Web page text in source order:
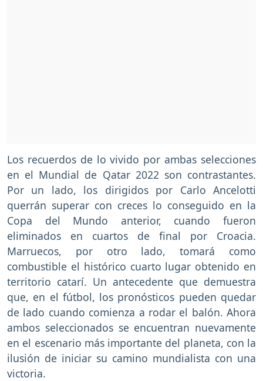
Los recuerdos de lo vivido por ambas selecciones
en el Mundial de Qatar 2022 son contrastantes.
Por un lado, los dirigidos por Carlo Ancelotti
querrán superar con creces lo conseguido en la
Copa del Mundo anterior, cuando fueron
eliminados en cuartos de final por Croacia.
Marruecos, por otro lado, tomará como
combustible el histórico cuarto lugar obtenido en
territorio catarí. Un antecedente que demuestra
que, en el fútbol, los pronósticos pueden quedar
de lado cuando comienza a rodar el balón. Ahora
ambos seleccionados se encuentran nuevamente
en el escenario más importante del planeta, con la
ilusión de iniciar su camino mundialista con una
victoria.